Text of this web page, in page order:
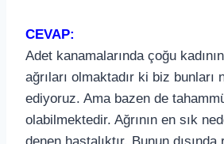
CEVAP:
Adet kanamalarında çoğu
ağrıları olmaktadır ki biz bunları
ediyoruz. Ama bazen de
olabilmektedir. Ağrının en sık
denen hastalıktır. Bunun